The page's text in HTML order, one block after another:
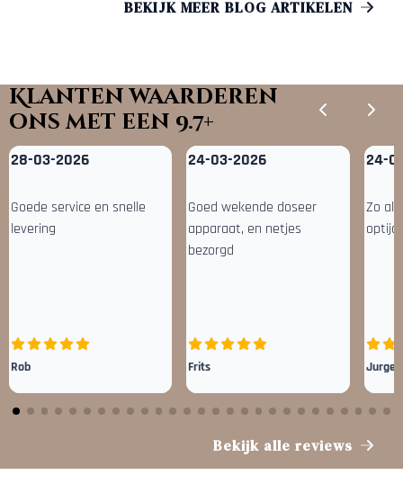
BEKIJK MEER BLOG ARTIKELEN
Klanten waarderen
ons met een 9.7+
28-03-2026
Goede service en snelle
levering
Rob
24-03-2026
Goed wekende doseer
apparaat, en netjes
bezorgd
Frits
24-
Zo
optijd
Jurgen
Bekijk alle reviews